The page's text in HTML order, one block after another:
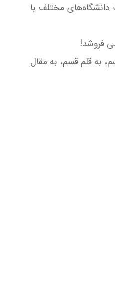
تهران و با مشارکت دانشگاه‌های مختلف با
فروشد!
به قلم قسم، به مقال